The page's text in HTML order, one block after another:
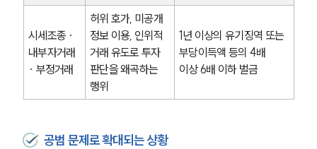
시세조종 ·
내부자거래
· 부정거래
허위 호가, 미공개
정보 이용, 인위적
거래 유도로 투자
판단을 왜곡하는
행위
1년 이상의 유기징역 또는
부당이득액 등의 4배
이상 6배 이하 벌금
공범 문제로 확대되는 상황